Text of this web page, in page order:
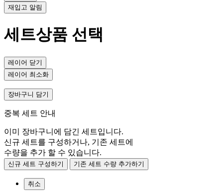
재입고 알림
세트상품 선택
레이어 닫기
레이어 최소화
장바구니 담기
중복 세트 안내
이미 장바구니에 담긴 세트입니다.
신규 세트를 구성하거나, 기존 세트에
수량을 추가 할 수 있습니다.
신규 세트 구성하기 기존 세트 수량 추가하기
취소